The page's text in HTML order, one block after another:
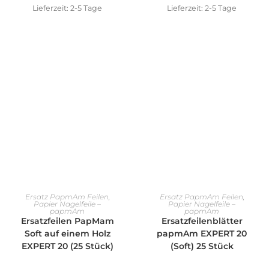
Lieferzeit: 2-5 Tage
Lieferzeit: 2-5 Tage
AUSFÜHRUNG WÄHLEN
Ersatz PapmAm Feilen,
Papier Nagelfeile –
papmAm
Ersatzfeilen PapMam
Soft auf einem Holz
EXPERT 20 (25 Stück)
AUSFÜHRUNG WÄHLEN
Ersatz PapmAm Feilen,
Papier Nagelfeile –
papmAm
Ersatzfeilenblätter
papmAm EXPERT 20
(Soft) 25 Stück